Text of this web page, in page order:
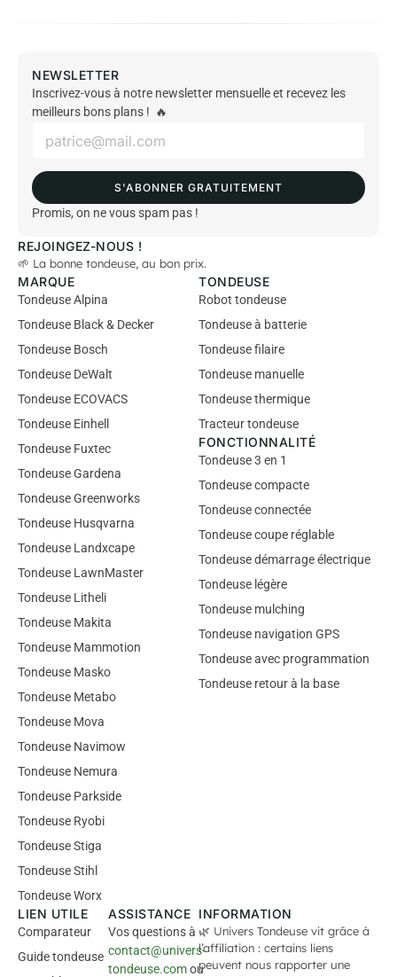
NEWSLETTER
Inscrivez-vous à notre newsletter mensuelle et recevez les
meilleurs bons plans ! 🔥
i
l
*
S'ABONNER GRATUITEMENT
Promis, on ne vous spam pas !
REJOINGEZ-NOUS !
🌱 La bonne tondeuse, au bon prix.
MARQUE
Tondeuse Alpina
Tondeuse Black & Decker
Tondeuse Bosch
Tondeuse DeWalt
Tondeuse ECOVACS
Tondeuse Einhell
Tondeuse Fuxtec
Tondeuse Gardena
Tondeuse Greenworks
Tondeuse Husqvarna
Tondeuse Landxcape
Tondeuse LawnMaster
Tondeuse Litheli
Tondeuse Makita
Tondeuse Mammotion
Tondeuse Masko
Tondeuse Metabo
Tondeuse Mova
Tondeuse Navimow
Tondeuse Nemura
Tondeuse Parkside
Tondeuse Ryobi
Tondeuse Stiga
Tondeuse Stihl
Tondeuse Worx
TONDEUSE
Robot tondeuse
Tondeuse à batterie
Tondeuse filaire
Tondeuse manuelle
Tondeuse thermique
Tracteur tondeuse
FONCTIONNALITÉ
Tondeuse 3 en 1
Tondeuse compacte
Tondeuse connectée
Tondeuse coupe réglable
Tondeuse démarrage électrique
Tondeuse légère
Tondeuse mulching
Tondeuse navigation GPS
Tondeuse avec programmation
Tondeuse retour à la base
LIEN UTILE
Comparateur
Guide tondeuse
ASSISTANCE
Vos questions à
contact@univers-
tondeuse.comou
INFORMATION
🌿 Univers Tondeuse vit grâce à
l’affiliation : certains liens
peuvent nous rapporter une